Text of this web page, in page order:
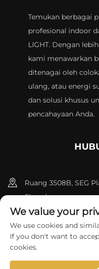
Temukan berbagai
profesional indoor
LIGHT. Dengan
kami menawarkan
ditenagai oleh
ulang, atau energi
dan solusi khusus
pencahayaan Anda.
Ruang 3508B, SEG
Shenzhen
We value your
We use cookies and
If you don't want to
cookies.